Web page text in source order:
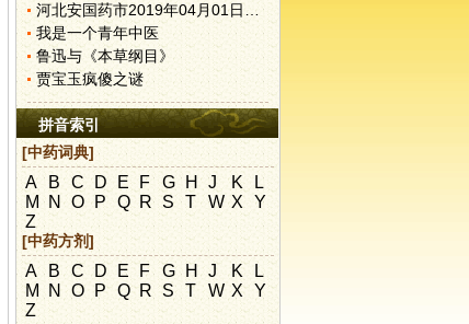
河北安国药市2019年04月01日快讯
我是一个青年中医
鲁迅与《本草纲目》
贾宝玉疯傻之谜
拼音索引
[中药词典]
A B C D E F G H J K
L
M N O P Q R S T W X
Y
Z
[中药方剂]
A B C D E F G H J K
L
M N O P Q R S T W X
Y
Z